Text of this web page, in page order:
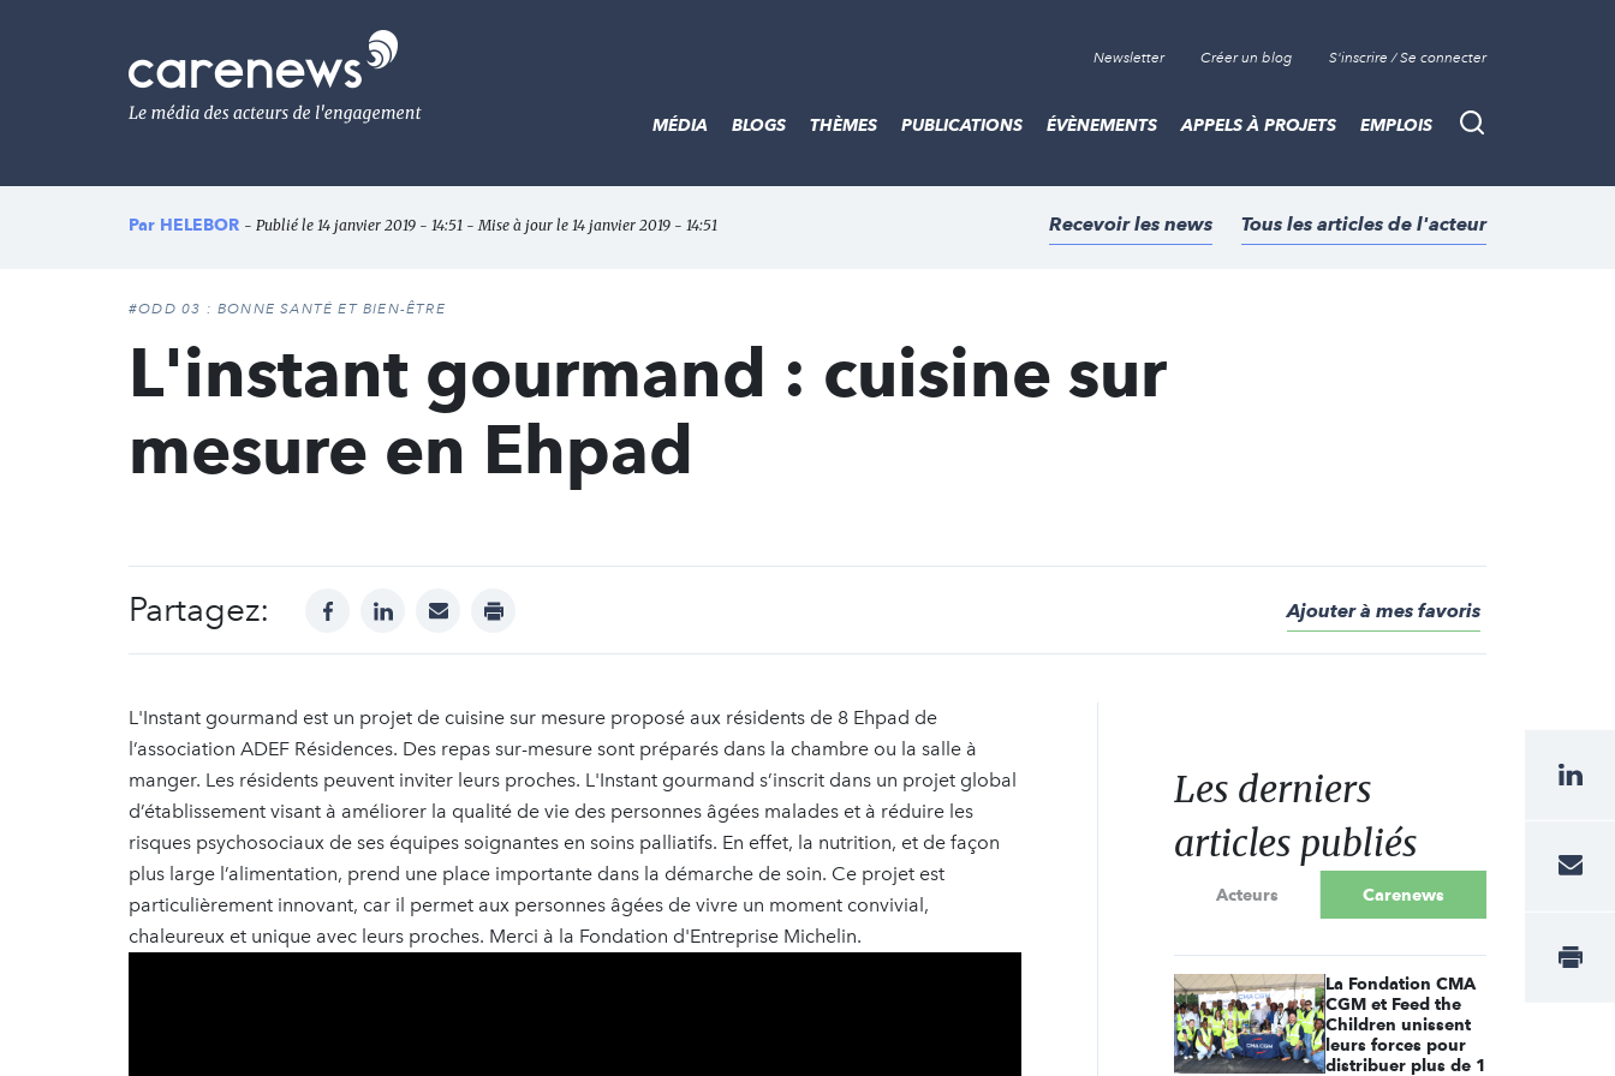
Le
média
de
l'engagement
Newsletter Créer un blog S'inscrire / Se connecter
Recherche
MÉDIA BLOGS THÈMES PUBLICATIONS ÉVÈNEMENTS APPELS À PROJETS EMPLOIS
Par HELEBOR - Publié le 14 janvier 2019 - 14:51 - Mise à jour le 14 janvier 2019 - 14:51 Recevoir les news Tous les articles de l'acteur
#ODD 03 : BONNE SANTÉ ET BIEN-ÊTRE
L'instant gourmand : cuisine sur
mesure en Ehpad
Partagez: facebooklinkedinmail print Ajouter à mes favoris
L'Instant gourmand est un projet de cuisine sur mesure proposé aux résidents de 8 Ehpad de
l’association ADEF Résidences. Des repas sur-mesure sont préparés dans la chambre ou la salle à
manger. Les résidents peuvent inviter leurs proches. L'Instant gourmand s’inscrit dans un projet global
d’établissement visant à améliorer la qualité de vie des personnes âgées malades et à réduire les
risques psychosociaux de ses équipes soignantes en soins palliatifs. En effet, la nutrition, et de façon
plus large l’alimentation, prend une place importante dans la démarche de soin. Ce projet est
particulièrement innovant, car il permet aux personnes âgées de vivre un moment convivial,
chaleureux et unique avec leurs proches. Merci à la Fondation d'Entreprise Michelin.
Les derniers
articles publiés
Acteurs Carenews
La Fondation CMA
CGM et Feed the
Children unissent
leurs forces pour
distribuer plus de 1